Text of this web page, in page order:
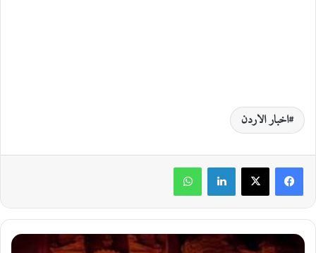
اخبار الاردن
ا